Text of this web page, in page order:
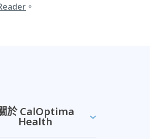
。
於 CalOptima
Health